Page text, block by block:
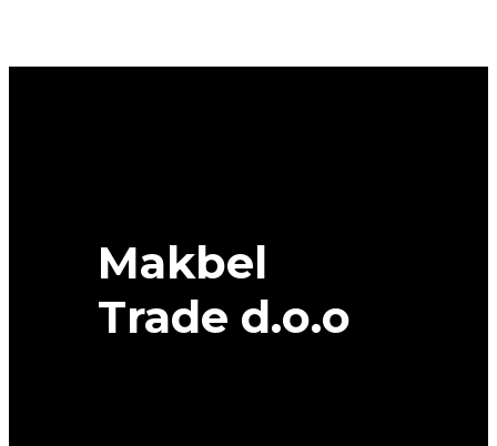
Makbel
Trade d.o.o